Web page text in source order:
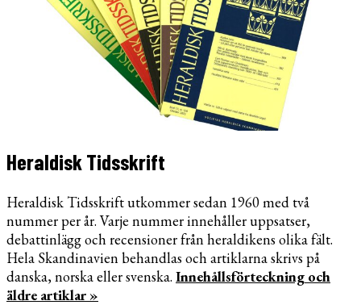
Heraldisk Tidsskrift
Heraldisk Tidsskrift utkommer sedan 1960 med två
nummer per år. Varje nummer innehåller uppsatser,
debattinlägg och recensioner från heraldikens olika fält.
Hela Skandinavien behandlas och artiklarna skrivs på
danska, norska eller svenska. Innehållsförteckning och
äldre artiklar »